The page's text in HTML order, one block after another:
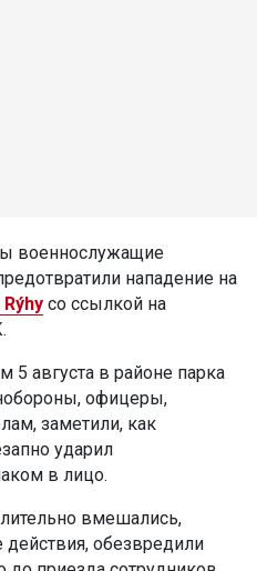
военнослужащие
нападение на
со ссылкой на
5 августа в районе парка
офицеры,
заметили, как
ударил
в лицо.
вмешались,
обезвредили